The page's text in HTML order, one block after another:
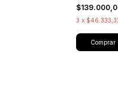
3 x
Comprar